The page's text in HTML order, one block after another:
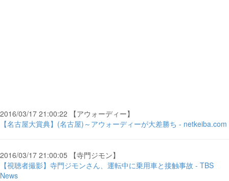
2016/03/17 21:00:22 【アウォーディー】
【名古屋大賞典】(名古屋)～アウォーディーが大差勝ち - netkeiba.com
2016/03/17 21:00:05 【寺門ジモン】
【視聴者撮影】寺門ジモンさん、運転中に乗用車と接触事故 - TBS
News